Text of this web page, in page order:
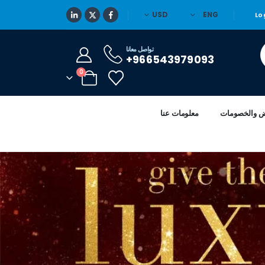
ENG
USD
تواصل معانا
966543979093+
0
والخصومات معلومات عنا